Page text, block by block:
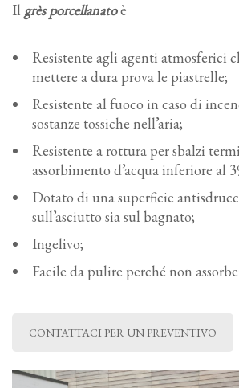
Il grès porcellanatoè
Resistente agli agenti atmosferici
mettere a dura prova le piastrelle;
Resistente al fuoco in caso di
sostanze tossiche nell’aria;
Resistente a rottura per sbalzi
assorbimento d’acqua inferiore al
Dotato di una superficie
sull’asciutto sia sul bagnato;
Ingelivo;
Facile da pulire perché non
CONTATTACI PER UN PREVENTIVO